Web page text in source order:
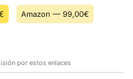
Amazon — 99,00€
por estos enlaces